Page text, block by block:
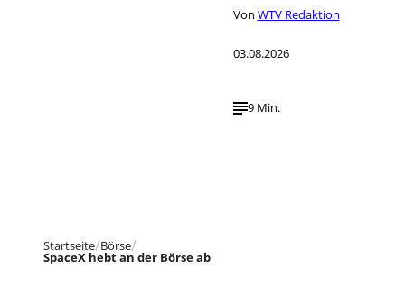
Von WTV Redaktion
03.08.2026
9 Min.
Startseite Börse
SpaceX hebt an der Börse ab